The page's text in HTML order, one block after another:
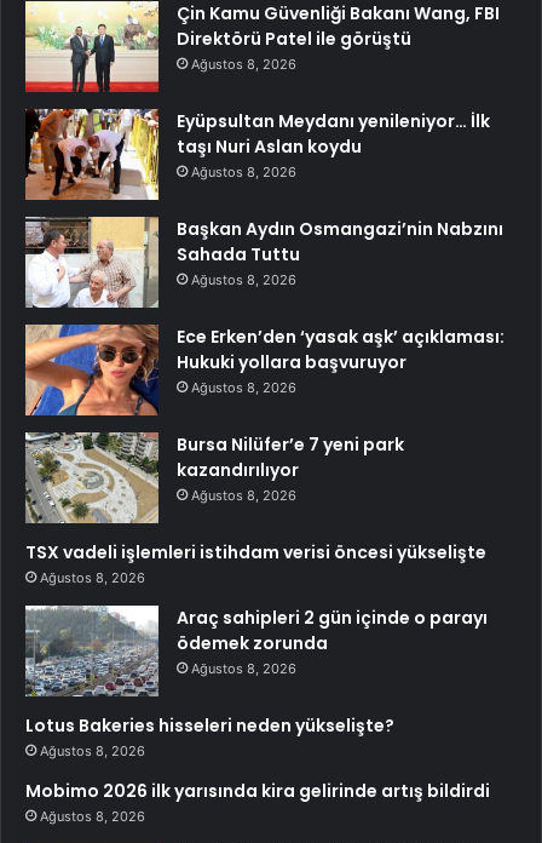
Çin Kamu Güvenliği Bakanı Wang, FBI
Direktörü Patel ile görüştü
Ağustos 8, 2026
Eyüpsultan Meydanı yenileniyor… İlk
taşı Nuri Aslan koydu
Ağustos 8, 2026
Başkan Aydın Osmangazi’nin Nabzını
Sahada Tuttu
Ağustos 8, 2026
Ece Erken’den ‘yasak aşk’ açıklaması:
Hukuki yollara başvuruyor
Ağustos 8, 2026
Bursa Nilüfer’e 7 yeni park
kazandırılıyor
Ağustos 8, 2026
TSX vadeli işlemleri istihdam verisi öncesi yükselişte
Ağustos 8, 2026
Araç sahipleri 2 gün içinde o parayı
ödemek zorunda
Ağustos 8, 2026
Lotus Bakeries hisseleri neden yükselişte?
Ağustos 8, 2026
Mobimo 2026 ilk yarısında kira gelirinde artış bildirdi
Ağustos 8, 2026